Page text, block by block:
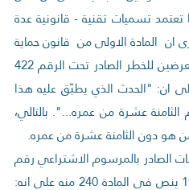
انها تعتمد تسميات تقنية - قانونية عدة
المادة الاولى من قانون حماية
الاحداث المخالفين للقانون او المعرضين للخطر الصادر تحت الرقم 422
2002 تنص على ان: "الحدث الذي يطبّق عليه هذا
عشرة من عمره...". بالتالي،
هو دون الثامنة عشرة من عمره.
الصادر بالمرسوم الاشتراعي رقم
340 في تاريخ الاول من اذار 1943 ينص في المادة 240 منه على انه: